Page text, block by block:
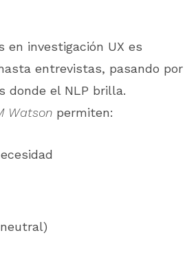
investigación UX es
entrevistas, pasando por
donde el NLP brilla.
Watson permiten: